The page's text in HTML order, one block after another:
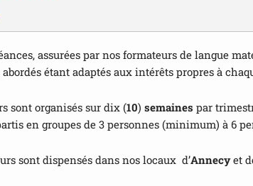
assurées par nos formateurs de langue
étant adaptés aux intérêts propres à
sont organisés sur dix (10) semaines par
en groupes de 3 personnes (minimum) à 6
sont dispensés dans nos locaux d’Annecyet